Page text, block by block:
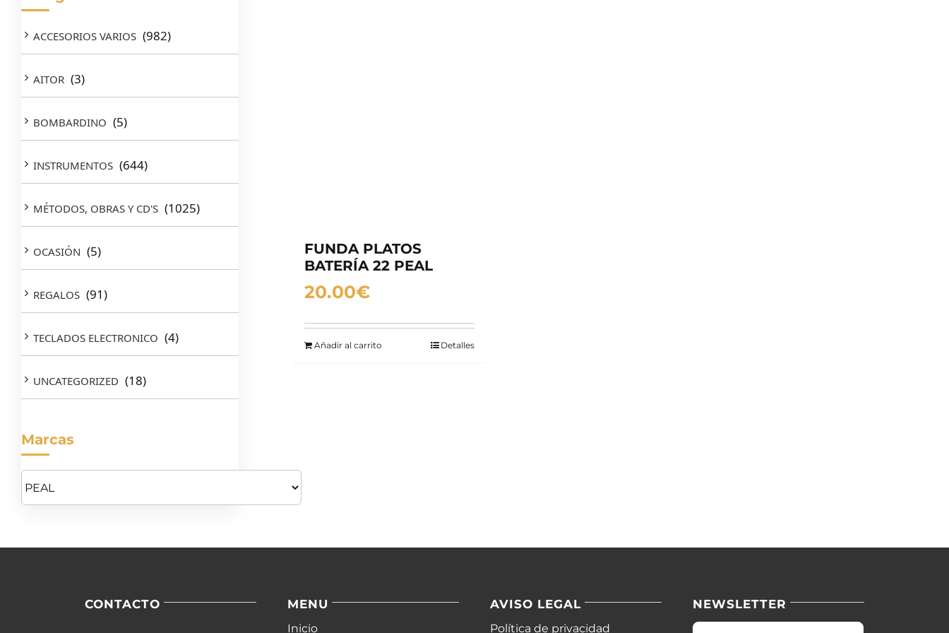
FUNDA PLATOS
BATERÍA 22 PEAL
20.00€
Añadir al carrito Detalles
ACCESORIOS VARIOS (982)
AITOR (3)
BOMBARDINO (5)
INSTRUMENTOS (644)
MÉTODOS, OBRAS Y CD'S (1025)
OCASIÓN (5)
REGALOS (91)
TECLADOS ELECTRONICO (4)
UNCATEGORIZED (18)
Marcas
CONTACTO MENU
Inicio
AVISO LEGAL
Política de privacidad
NEWSLETTER